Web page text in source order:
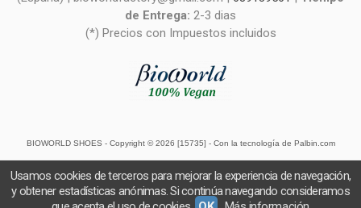
de Entrega: 2-3 dias
(*) Precios con Impuestos incluidos
BIOWORLD SHOES - Copyright © 2026 [15735] - Con la tecnología de Palbin.com
Usamos cookies de terceros para mejorar la experiencia de navegación,
y obtener estadísticas anónimas. Si continúa navegando consideramos